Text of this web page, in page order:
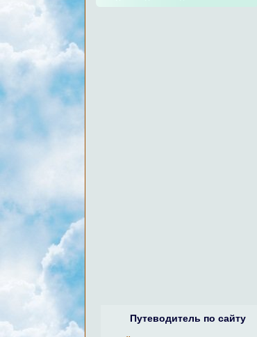
Путеводитель по сайту